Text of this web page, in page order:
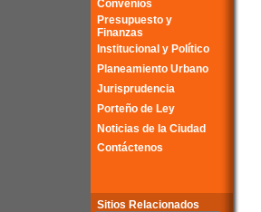
Convenios
Presupuesto y
Finanzas
Institucional y Político
Planeamiento Urbano
Jurisprudencia
Porteño de Ley
Noticias de la Ciudad
Contáctenos
Sitios Relacionados